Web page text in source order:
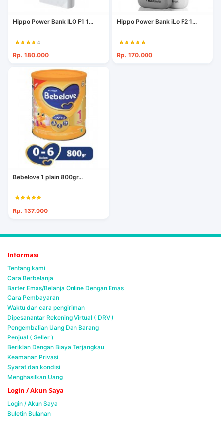
Hippo Power Bank ILO F1 1...
Rp. 180.000
Hippo Power Bank iLo F2 1...
Rp. 170.000
Bebelove 1 plain 800gr...
Rp. 137.000
Informasi
Tentang kami
Cara Berbelanja
Barter Emas/Belanja Online Dengan Emas
Cara Pembayaran
Waktu dan cara pengiriman
Dipesanantar Rekening Virtual ( DRV )
Pengembalian Uang Dan Barang
Penjual ( Seller )
Beriklan Dengan Biaya Terjangkau
Keamanan Privasi
Syarat dan kondisi
Menghasilkan Uang
Login / Akun Saya
Login / Akun Saya
Buletin Bulanan